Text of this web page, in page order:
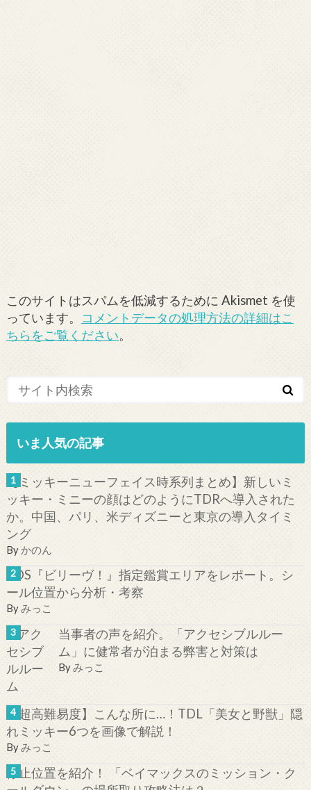
このサイトはスパムを低減するために Akismet を使
っています。 コメントデータの処理方法の詳細はこ
ちらをご覧ください。
いま人気の記事
【ミッキーニューフェイス時系列まとめ】新しいミ
ッキー・ミニーの顔はどのようにTDRへ導入された
か。中国、パリ、米ディズニーと東京の導入タイミ
ング
By かのん
TDS『ビリーヴ！』指定鑑賞エリアをレポート。シ
ール位置から分析・考察
Byみっこ
当事者の声を紹介。「アクセシブルルー
ム」に健常者が泊まる弊害と対策は
Byみっこ
【超高難易度】こんな所に…！TDL「美女と野獣」隠
れミッキー6つを画像で解説！
Byみっこ
停止位置を紹介！ 「ベイマックスのミッション・ク